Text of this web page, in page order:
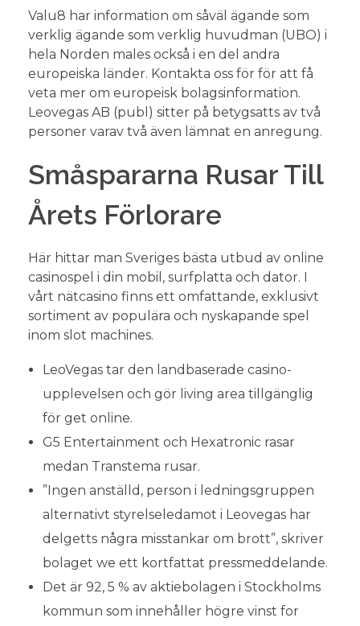
Valu8 har information om såväl ägande som
verklig ägande som verklig huvudman (UBO) i
hela Norden males också i en del andra
europeiska länder. Kontakta oss för för att få
veta mer om europeisk bolagsinformation.
Leovegas AB (publ) sitter på betygsatts av två
personer varav två även lämnat en anregung.
Småspararna Rusar Till
Årets Förlorare
Här hittar man Sveriges bästa utbud av online
casinospel i din mobil, surfplatta och dator. I
vårt nätcasino finns ett omfattande, exklusivt
sortiment av populära och nyskapande spel
inom slot machines.
LeoVegas tar den landbaserade casino-
upplevelsen och gör living area tillgänglig
för get online.
G5 Entertainment och Hexatronic rasar
medan Transtema rusar.
”Ingen anställd, person i ledningsgruppen
alternativt styrelseledamot i Leovegas har
delgetts några misstankar om brott”, skriver
bolaget we ett kortfattat pressmeddelande.
Det är 92, 5 % av aktiebolagen i Stockholms
kommun som innehåller högre vinst for